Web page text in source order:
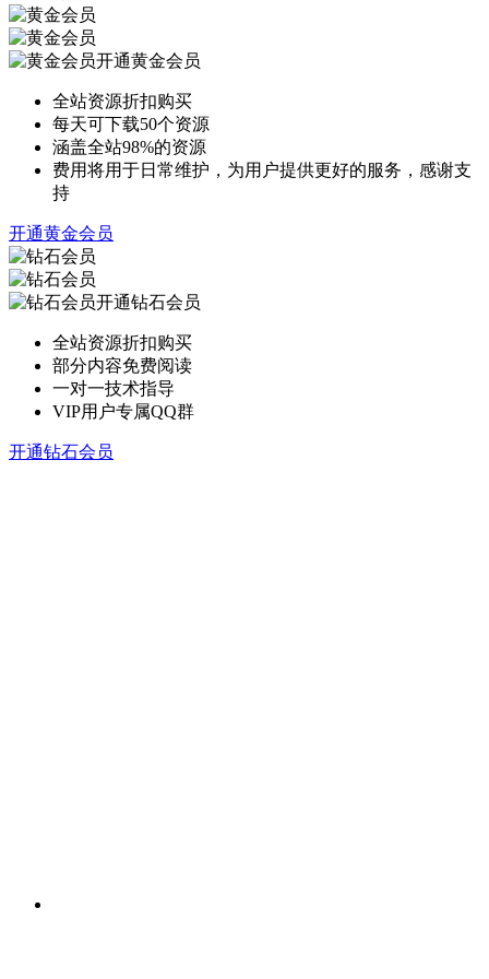
开通黄金会员
全站资源折扣购买
每天可下载50个资源
涵盖全站98%的资源
费用将用于日常维护，为用户提供更好的服务，感谢支
持
开通黄金会员
开通钻石会员
全站资源折扣购买
部分内容免费阅读
一对一技术指导
VIP用户专属QQ群
开通钻石会员